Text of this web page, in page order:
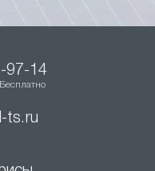
97-14
ts.ru